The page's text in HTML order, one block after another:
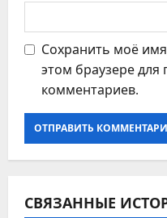
Сохранить моё
этом браузере
комментариев.
СВЯЗАННЫЕ